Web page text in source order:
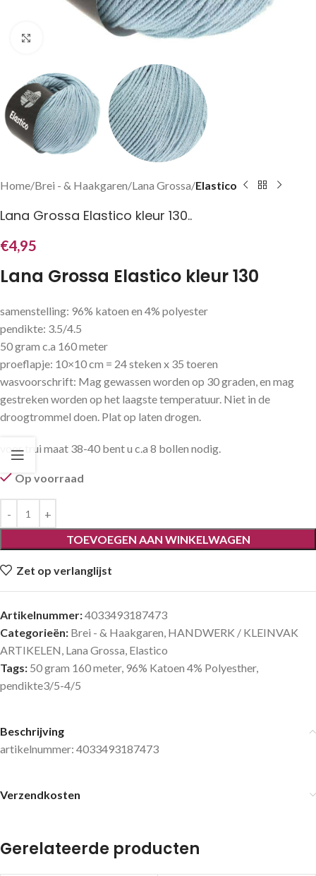
Klik om te vergroten
Home Brei - & Haakgaren Lana Grossa Elastico
Lana Grossa Elastico kleur 130..
€4,95
Lana Grossa Elastico kleur 130
samenstelling: 96% katoen en 4% polyester
pendikte: 3.5/4.5
50 gram c.a 160 meter
proeflapje: 10×10 cm = 24 steken x 35 toeren
wasvoorschrift: Mag gewassen worden op 30 graden, en mag
gestreken worden op het laagste temperatuur. Niet in de
droogtrommel doen. Plat op laten drogen.
voor trui maat 38-40 bent u c.a 8 bollen nodig.
Op voorraad
TOEVOEGEN AAN WINKELWAGEN
Zet op verlanglijst
Artikelnummer:4033493187473
Categorieën: Brei - & Haakgaren, HANDWERK / KLEINVAK
ARTIKELEN, Lana Grossa, Elastico
Tags: 50 gram 160 meter, 96% Katoen 4% Polyesther,
pendikte3/5-4/5
Beschrijving
artikelnummer: 4033493187473
Verzendkosten
Gerelateerde producten